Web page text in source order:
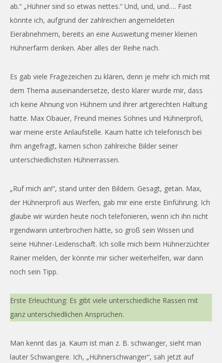
ab.“ „Hühner sind so etwas nettes.“ Und, und, und…. Fast
könnte ich, aufgrund der zahlreichen angemeldeten
Eierabnehmern, bereits an eine Ausweitung meiner kleinen
Hühnerfarm denken. Aber alles der Reihe nach.
Es gab viele Fragezeichen zu klären, denn je mehr ich mich mit
dem Thema auseinandersetze, desto klarer wurde mir, dass
ich keine Ahnung von Hühnern und ihrer artgerechten Haltung
hatte. Max Obauer, Freund meines Sohnes und Hühnerprofi,
war meine erste Anlaufstelle. Kaum hatte ich telefonisch bei
ihm angefragt, kamen schon zahlreiche Bilder seiner
unterschiedlichsten Hühnerrassen.
„Ruf mich an!“, stand unter den Bildern. Gesagt, getan. Max,
der Hühnerprofi aus Werfen, gab mir eine erste Einführung. Ich
glaube wir würden heute noch telefonieren, wenn ich ihn nicht
irgendwann unterbrochen hätte, so groß sein Wissen und
seine Hühner-Leidenschaft. Ich solle mich beim Hühnerzüchter
Rainer melden, der könnte mir sicher weiterhelfen, war dann
noch sein Tipp.
Erste Erleuchtung: Es gibt viele unterschiedliche Rassen mit
ganz unterschiedlichen Ansprüchen.
Man kennt das ja. Kaum ist man z. B. schwanger, sieht man
lauter Schwangere. Ich, „Hühnerschwanger“, sah jetzt auf